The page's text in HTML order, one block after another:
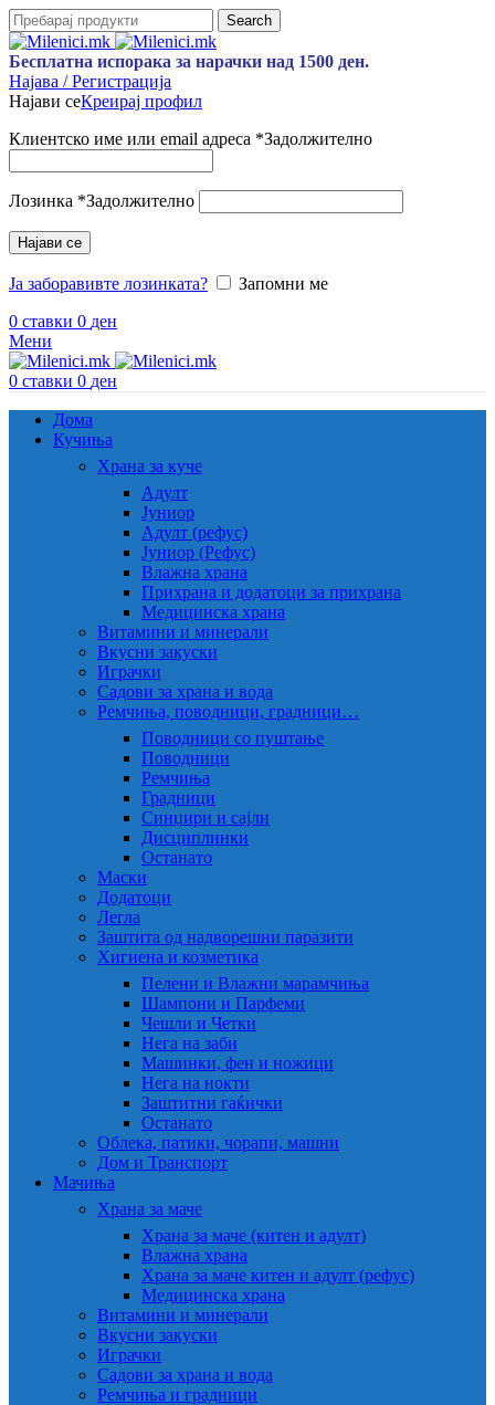
Search
Бесплатна испорака за нарачки над 1500 ден.
Најава / Регистрација
Најави сеКреирај профил
Клиентско име или email адреса *Задолжително
Лозинка *Задолжително
Најави се
Ја заборавивте лозинката?
Запомни ме
0 ставки 0 ден
Мени
0 ставки 0 ден
Дома
Кучиња
Храна за куче
Адулт
Јуниор
Адулт (рефус)
Јуниор (Рефус)
Влажна храна
Прихрана и додатоци за прихрана
Медицинска храна
Витамини и минерали
Вкусни закуски
Играчки
Садови за храна и вода
Ремчиња, поводници, градници…
Поводници со пуштање
Поводници
Ремчиња
Градници
Синџири и сајли
Дисциплинки
Останато
Маски
Додатоци
Легла
Заштита од надворешни паразити
Хигиена и козметика
Пелени и Влажни марамчиња
Шампони и Парфеми
Чешли и Четки
Нега на заби
Машинки, фен и ножици
Нега на нокти
Заштитни гаќички
Останато
Облека, патики, чорапи, машни
Дом и Транспорт
Мачиња
Храна за маче
Храна за маче (китен и адулт)
Влажна храна
Храна за маче китен и адулт (рефус)
Медицинска храна
Витамини и минерали
Вкусни закуски
Играчки
Садови за храна и вода
Ремчиња и градници